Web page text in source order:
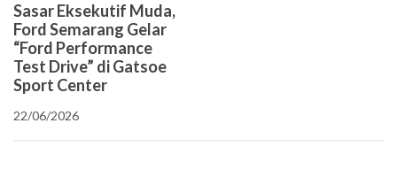
Sasar Eksekutif Muda,
Ford Semarang Gelar
“Ford Performance
Test Drive” di Gatsoe
Sport Center
22/06/2026